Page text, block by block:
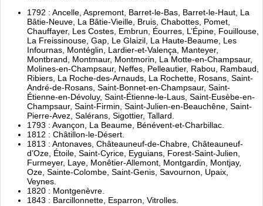
1792 : Ancelle, Aspremont, Barret-le-Bas, Barret-le-Haut, La
Bâtie-Neuve, La Bâtie-Vieille, Bruis, Chabottes, Pomet,
Chauffayer, Les Costes, Embrun, Éourres, L’Épine, Fouillouse,
La Freissinouse, Gap, Le Glaizil, La Haute-Beaume, Les
Infournas, Montéglin, Lardier-et-Valença, Manteyer,
Montbrand, Montmaur, Montmorin, La Motte-en-Champsaur,
Molines-en-Champsaur, Neffes, Pelleautier, Rabou, Rambaud,
Ribiers, La Roche-des-Arnauds, La Rochette, Rosans, Saint-
André-de-Rosans, Saint-Bonnet-en-Champsaur, Saint-
Étienne-en-Dévoluy, Saint-Étienne-le-Laus, Saint-Eusèbe-en-
Champsaur, Saint-Firmin, Saint-Julien-en-Beauchêne, Saint-
Pierre-Avez, Salérans, Sigottier, Tallard.
1793 : Avançon, La Beaume, Bénévent-et-Charbillac.
1812 : Châtillon-le-Désert.
1813 : Antonaves, Châteauneuf-de-Chabre, Châteauneuf-
d’Oze, Étoile, Saint-Cyrice, Eyguians, Forest-Saint-Julien,
Furmeyer, Laye, Monêtier-Allemont, Montgardin, Montjay,
Oze, Sainte-Colombe, Saint-Genis, Savournon, Upaix,
Veynes.
1820 : Montgenèvre.
1843 : Barcillonnette, Esparron, Vitrolles.